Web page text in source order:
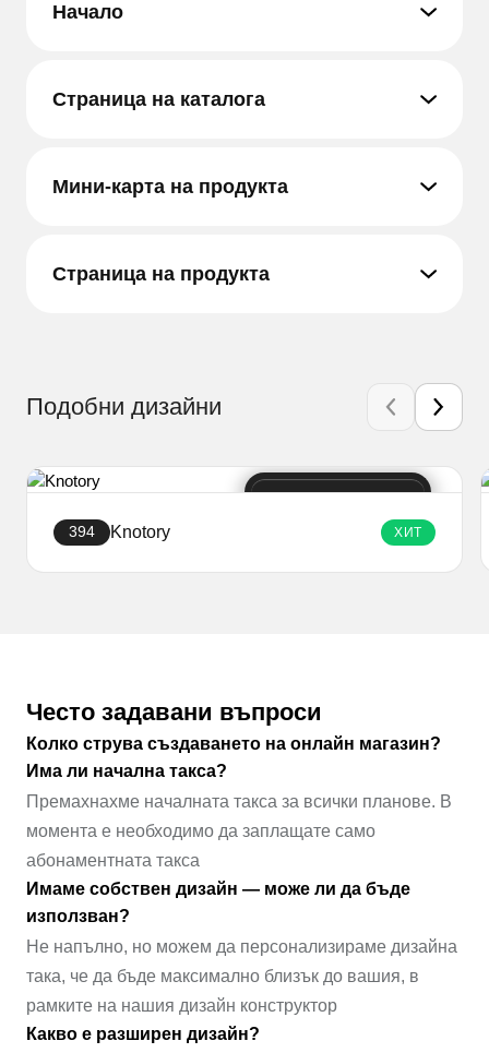
Начало
Страница на каталога
Мини-карта на продукта
Страница на продукта
Подобни дизайни
394 Knotory ХИТ
Често задавани въпроси
Колко струва създаването на онлайн магазин?
Има ли начална такса?
Премахнахме началната такса за всички планове. В
момента е необходимо да заплащате само
абонаментната такса
Имаме собствен дизайн — може ли да бъде
използван?
Не напълно, но можем да персонализираме дизайна
така, че да бъде максимално близък до вашия, в
рамките на нашия дизайн конструктор
Какво е разширен дизайн?